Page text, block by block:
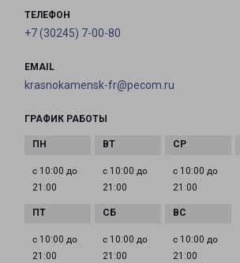
ТЕЛЕФОН
+7 (30245) 7-00-80
EMAIL
krasnokamensk-fr@pecom.ru
ГРАФИК РАБОТЫ
с 10:00 до
21:00
с 10:00 до
21:00
с 10:00 до
21:00
с 10:00 до
21:00
с 10:00 до
21:00
с 10:00 до
21:00